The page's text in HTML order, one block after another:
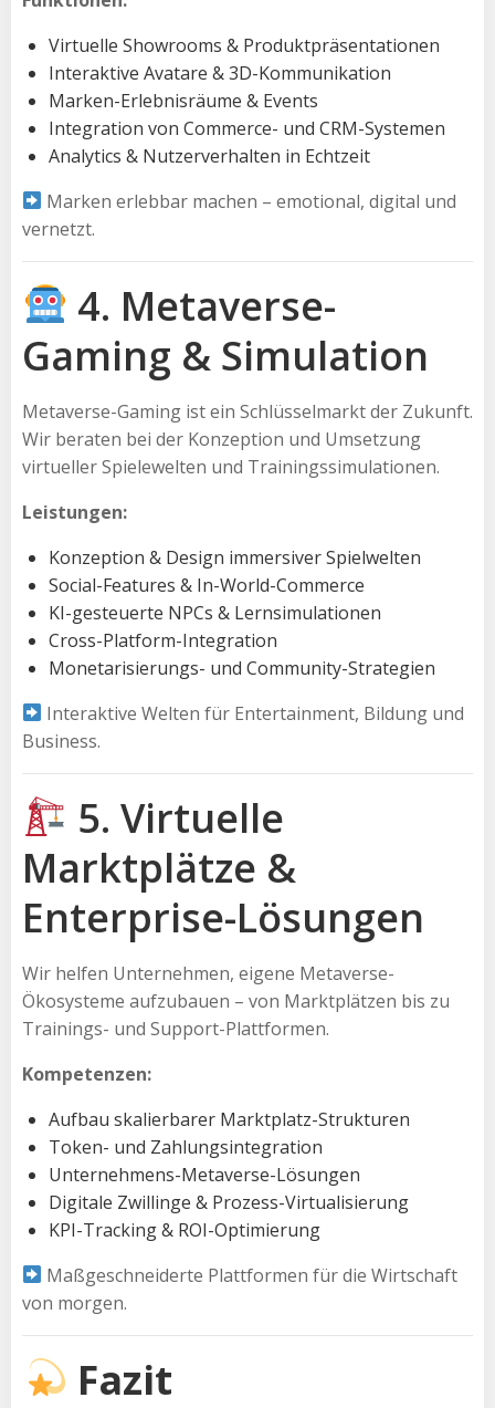
Virtuelle Showrooms & Produktpräsentationen
Interaktive Avatare & 3D-Kommunikation
Marken-Erlebnisräume & Events
Integration von Commerce- und CRM-Systemen
Analytics & Nutzerverhalten in Echtzeit
Marken erlebbar machen – emotional, digital und
vernetzt.
4. Metaverse-
Gaming & Simulation
Metaverse-Gaming ist ein Schlüsselmarkt der Zukunft.
Wir beraten bei der Konzeption und Umsetzung
virtueller Spielewelten und Trainingssimulationen.
Leistungen:
Konzeption & Design immersiver Spielwelten
Social-Features & In-World-Commerce
KI-gesteuerte NPCs & Lernsimulationen
Cross-Platform-Integration
Monetarisierungs- und Community-Strategien
Interaktive Welten für Entertainment, Bildung und
Business.
5. Virtuelle
Marktplätze &
Enterprise-Lösungen
Wir helfen Unternehmen, eigene Metaverse-
Ökosysteme aufzubauen – von Marktplätzen bis zu
Trainings- und Support-Plattformen.
Kompetenzen:
Aufbau skalierbarer Marktplatz-Strukturen
Token- und Zahlungsintegration
Unternehmens-Metaverse-Lösungen
Digitale Zwillinge & Prozess-Virtualisierung
KPI-Tracking & ROI-Optimierung
Maßgeschneiderte Plattformen für die Wirtschaft
von morgen.
Fazit